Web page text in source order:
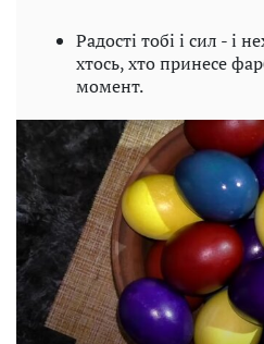
Радості тобі і сил - і
хтось, хто принесе
момент.